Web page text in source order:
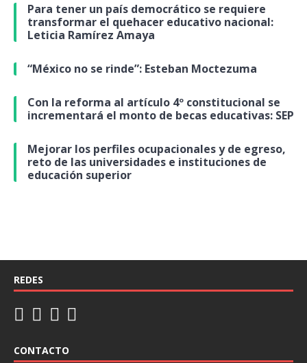
Para tener un país democrático se requiere
transformar el quehacer educativo nacional:
Leticia Ramírez Amaya
“México no se rinde”: Esteban Moctezuma
Con la reforma al artículo 4º constitucional se
incrementará el monto de becas educativas: SEP
Mejorar los perfiles ocupacionales y de egreso,
reto de las universidades e instituciones de
educación superior
REDES
CONTACTO